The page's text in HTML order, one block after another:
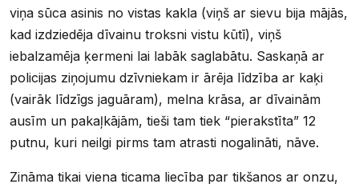
viņa sūca asinis no vistas kakla (viņš ar sievu bija mājās,
kad izdziedēja dīvainu troksni vistu kūtī), viņš
iebalzamēja ķermeni lai labāk saglabātu. Saskaņā ar
policijas ziņojumu dzīvniekam ir ārēja līdzība ar kaķi
(vairāk līdzīgs jaguāram), melna krāsa, ar dīvainām
ausīm un pakaļkājām, tieši tam tiek “pierakstīta” 12
putnu, kuri neilgi pirms tam atrasti nogalināti, nāve.
Zināma tikai viena ticama liecība par tikšanos ar onzu,